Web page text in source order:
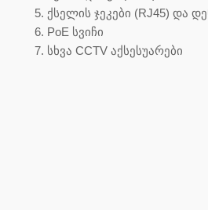
ქსელის ჯეკები (RJ45) და
PoE სვიჩი
სხვა CCTV აქსესუარები